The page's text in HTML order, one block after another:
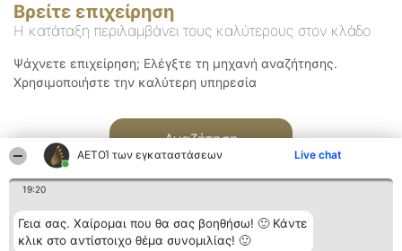
ΑΕΤΟΊ των εγκαταστάσεων Live chat
19:20
Γεια σας. Χαίρομαι που θα σας βοηθήσω! 🙂 Κάντε
κλικ στο αντίστοιχο θέμα συνομιλίας! 🙂
Βρείτε επιχείρηση
Η κατάταξη περιλαμβάνει τους καλύτερους στον κλάδο
Ψάχνετε επιχείρηση; Ελέγξτε τη μηχανή αναζήτησης.
Χρησιμοποιήστε την καλύτερη υπηρεσία
Αναζήτηση